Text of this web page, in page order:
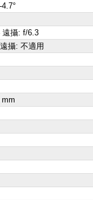
遠攝: f/6.3
攝: 不適用